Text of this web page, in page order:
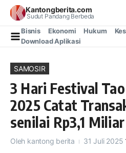
Lewati ke konten
Kantongberita.com
Sudut Pandang Berbeda
Bisnis Ekonomi Hukum
Download Aplikasi
SAMOSIR
3 Hari Festival Tao
2025 Catat
senilai Rp3,1 Miliar
Oleh kantong berita 31 Juli 2025